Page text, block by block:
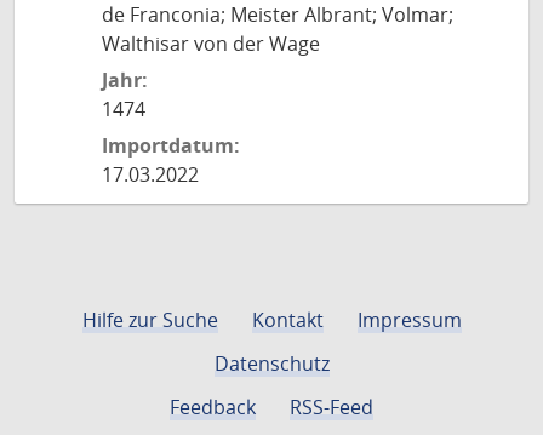
de Franconia; Meister Albrant; Volmar;
Walthisar von der Wage
Jahr:
1474
Importdatum:
17.03.2022
Hilfe zur Suche Kontakt
Impressum
Datenschutz
Feedback
RSS-Feed